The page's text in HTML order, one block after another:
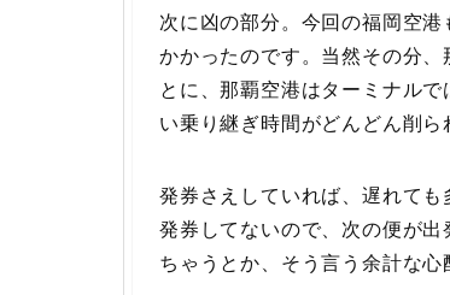
次に凶の部分。今回の福岡空
かかったのです。当然その分
とに、那覇空港はターミナル
い乗り継ぎ時間がどんどん削ら
発券さえしていれば、遅れて
発券してないので、次の便が
ちゃうとか、そう言う余計な心